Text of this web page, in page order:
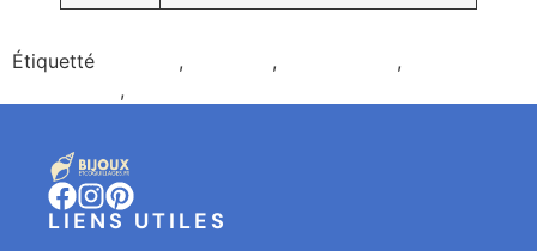
Étiquetté , , ,
,
LIENS UTILES